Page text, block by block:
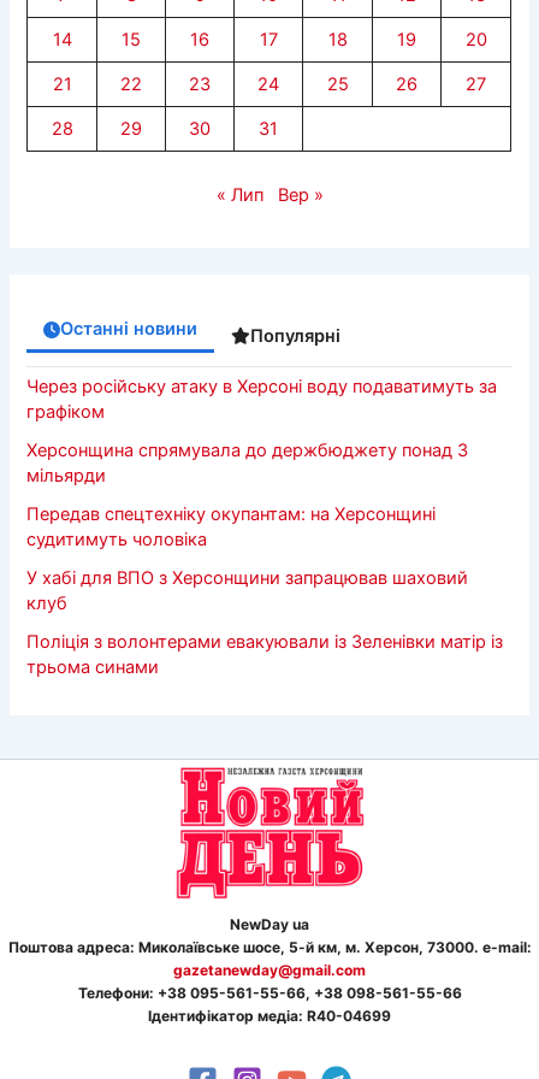
14 15 16 17 18 19 20
21 22 23 24 25 26 27
28 29 30 31
« Лип Вер »
Останні новини Популярні
Через російську атаку в Херсоні воду подаватимуть за
графіком
Херсонщина спрямувала до держбюджету понад 3
мільярди
Передав спецтехніку окупантам: на Херсонщині
судитимуть чоловіка
У хабі для ВПО з Херсонщини запрацював шаховий
клуб
Поліція з волонтерами евакуювали із Зеленівки матір із
трьома синами
NewDay ua
Поштова адреса: Миколаївське шосе, 5-й км, м. Херсон, 73000. e-mail:
gazetanewday@gmail.com
Телефони: +38 095-561-55-66, +38 098-561-55-66
Ідентифікатор медіа: R40-04699